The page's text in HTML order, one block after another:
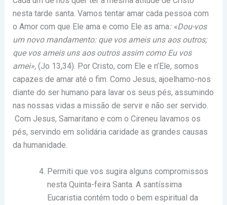
nesta tarde santa. Vamos tentar amar cada pessoa com
o Amor com que Ele ama e como Ele as ama: «Dou-vos
um novo mandamento: que vos ameis uns aos outros;
que vos ameis uns aos outros assim como Eu vos
amei», (Jo 13,34). Por Cristo, com Ele e n’Ele, somos
capazes de amar até o fim. Como Jesus, ajoelhamo-nos
diante do ser humano para lavar os seus pés, assumindo
nas nossas vidas a missão de servir e não ser servido.
Com Jesus, Samaritano e com o Cireneu lavamos os
pés, servindo em solidária caridade as grandes causas
da humanidade.
Permiti que vos sugira alguns compromissos
nesta Quinta-feira Santa. A santíssima
Eucaristia contém todo o bem espiritual da